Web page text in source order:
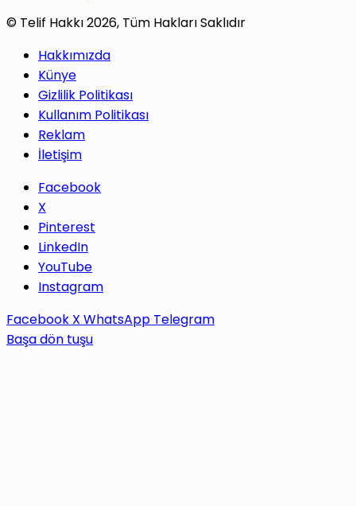
© Telif Hakkı 2026, Tüm Hakları Saklıdır
Hakkımızda
Künye
Gizlilik Politikası
Kullanım Politikası
Reklam
İletişim
Facebook
X
Pinterest
LinkedIn
YouTube
Instagram
Facebook X WhatsApp Telegram
Başa dön tuşu